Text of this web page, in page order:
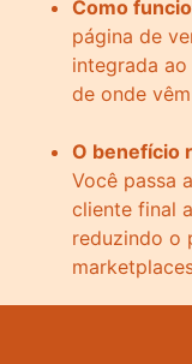
Como
página de
integrada
de onde
O benefício
Você passa
cliente final
reduzindo o